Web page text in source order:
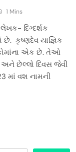
1 Mins
દિગ્દર્શક
કૃષ્ણદેવ યાજ્ઞિક
એક છે. તેઓ
છેલ્લો દિવસ જેવી
માં વશ નામની